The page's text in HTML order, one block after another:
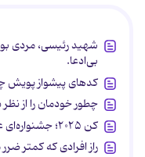
شهید رئیسی، مردی
بی‌ادعا.
کدهای پیشواز پویش
چطور خودمان را از نظر ذهنی ۳۸ برابر
کن ۲۰۲۵؛ جشنواره‌ای علیه خانواده
راز افرادی که کمتر